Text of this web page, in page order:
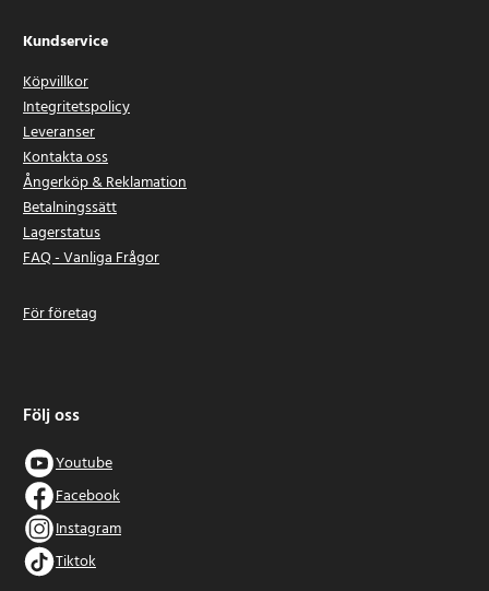
Kundservice
Köpvillkor
Integritetspolicy
Leveranser
Kontakta oss
Ångerköp & Reklamation
Betalningssätt
Lagerstatus
FAQ - Vanliga Frågor
För företag
Följ oss
Youtube
Facebook
Instagram
Tiktok